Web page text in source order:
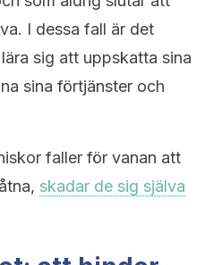
I dessa fall är det
sig att uppskatta sina
sina förtjänster och
faller för vanan att
skadar de sig själva